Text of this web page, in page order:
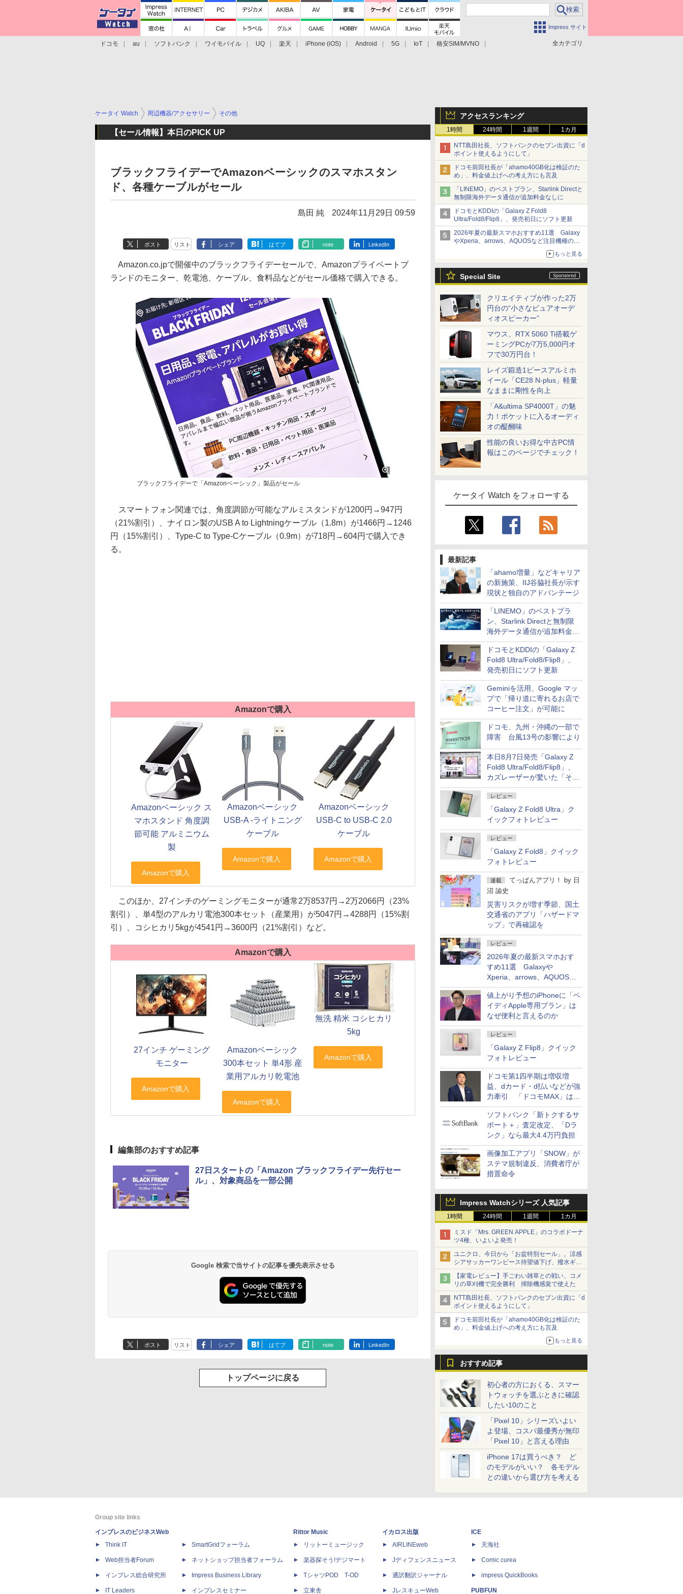
Impress サイト
全カテゴリ
ドコモ au ソフトバンク ワイモバイル UQ 楽天 iPhone (iOS) Android 5G IoT
格安SIM/MVNO
アクセスランキング
1時間 24時間 1週間 1カ月
NTT島田社長、ソフトバンクのセブン出資に「d
ポイント使えるようにして」
ドコモ前田社長が「ahamo40GB化は検証のた
め」、料金値上げへの考え方にも言及
「LINEMO」のベストプラン、Starlink Directと
無制限海外データ通信が追加料金なしに
ドコモとKDDIの「Galaxy Z Fold8
Ultra/Fold8/Flip8」、発売初日にソフト更新
2026年夏の最新スマホおすすめ11選 Galaxy
やXperia、arrows、AQUOSなど注目機種の特
もっと見る
Special Site
クリエイティブが作った2万
円台の“小さなピュアオーデ
ィオスピーカー”
マウス、RTX 5060 Ti搭載ゲ
ーミングPCが7万5,000円オ
フで30万円台！
レイズ鍛造1ピースアルミホ
イール「CE28 N-plus」軽量
なままに剛性を向上
「A&ultima SP4000T」の魅
力！ポケットに入るオーディ
オの醍醐味
性能の良いお得な中古PC情
報はこのページでチェック！
ケータイ Watch をフォローする
最新記事
「ahamo増量」などキャリア
の新施策、IIJ谷脇社長が示す
現状と独自のアドバンテージ
「LINEMO」のベストプラ
ン、Starlink Directと無制限
海外データ通信が追加料金な
しに
ドコモとKDDIの「Galaxy Z
Fold8 Ultra/Fold8/Flip8」、
発売初日にソフト更新
Geminiを活用、Google マッ
プで「帰り道に寄れるお店で
コーヒー注文」が可能に
ドコモ、九州・沖縄の一部で
障害 台風13号の影響により
本日8月7日発売「Galaxy Z
Fold8 Ultra/Fold8/Flip8」、
カズレーザーが驚いた「そば
屋のメニュー並みの薄さ」
レビュー
「Galaxy Z Fold8 Ultra」ク
イックフォトレビュー
レビュー
「Galaxy Z Fold8」クイック
フォトレビュー
連載 てっぱんアプリ！ by 日
沼 諭史
災害リスクが増す季節、国土
交通省のアプリ「ハザードマ
ップ」で再確認を
レビュー
2026年夏の最新スマホおす
すめ11選 Galaxyや
Xperia、arrows、AQUOSな
ど注目機種の特徴は
値上がり予想のiPhoneに「ペ
イディApple専用プラン」は
なぜ便利と言えるのか
レビュー
「Galaxy Z Flip8」クイック
フォトレビュー
ドコモ第1四半期は増収増
益、dカード・d払いなどが強
力牽引 「ドコモMAX」は
400万契約突破
ソフトバンク「新トクするサ
ポート＋」査定改定、「Dラ
ンク」なら最大4.4万円負担
画像加工アプリ「SNOW」が
ステマ規制違反、消費者庁が
措置命令
Impress Watchシリーズ 人気記事
1時間 24時間 1週間 1カ月
ミスド「Mrs. GREEN APPLE」のコラボドーナ
ツ4種、いよいよ発売！
ユニクロ、今日から「お盆特別セール」。涼感
シアサッカーワンピース待望値下げ、撥水ギア
ショーツは1990円に
【家電レビュー】手ごわい雑草との戦い、コメ
リの草刈機で完全勝利 掃除機感覚で使えた
NTT島田社長、ソフトバンクのセブン出資に「d
ポイント使えるようにして」
ドコモ前田社長が「ahamo40GB化は検証のた
め」、料金値上げへの考え方にも言及
もっと見る
おすすめ記事
初心者の方におくる、スマー
トウォッチを選ぶときに確認
したい10のこと
「Pixel 10」シリーズいよい
よ登場、コスパ最優秀が無印
「Pixel 10」と言える理由
iPhone 17は買うべき？ ど
のモデルがいい？ 各モデル
との違いから選び方を考える
ケータイ Watch 周辺機器/アクセサリー その他
【セール情報】本日のPICK UP
ブラックフライデーでAmazonベーシックのスマホスタン
ド、各種ケーブルがセール
島田 純 2024年11月29日 09:59
ポスト リスト シェア はてブ note LinkedIn
Amazon.co.jpで開催中のブラックフライデーセールで、Amazonプライベートブ
ランドのモニター、乾電池、ケーブル、食料品などがセール価格で購入できる。
ブラックフライデーで「Amazonベーシック」製品がセール
スマートフォン関連では、角度調節が可能なアルミスタンドが1200円→947円
（21%割引）、ナイロン製のUSB A to Lightningケーブル（1.8m）が1466円→1246
円（15%割引）、Type-C to Type-Cケーブル（0.9m）が718円→604円で購入でき
る。
Amazonで購入
Amazonベーシック ス
マホスタンド 角度調
節可能 アルミニウム
製
Amazonベーシック
USB-A -ライトニング
ケーブル
Amazonベーシック
USB-C to USB-C 2.0
ケーブル
このほか、27インチのゲーミングモニターが通常2万8537円→2万2066円（23%
割引）、単4型のアルカリ電池300本セット（産業用）が5047円→4288円（15%割
引）、コシヒカリ5kgが4541円→3600円（21%割引）など。
Amazonで購入
27インチ ゲーミング
モニター
Amazonベーシック
300本セット 単4形 産
業用アルカリ乾電池
無洗 精米 コシヒカリ
5kg
編集部のおすすめ記事
27日スタートの「Amazon ブラックフライデー先行セー
ル」、対象商品を一部公開
Google 検索で当サイトの記事を優先表示させる
ポスト リスト シェア はてブ note LinkedIn
トップページに戻る
Group site links
インプレスのビジネスWeb
Think IT
Web担当者Forum
インプレス総合研究所
IT Leaders
SmartGridフォーラム
ネットショップ担当者フォーラム
Impress Business Library
インプレスセミナー
Rittor Music
リットーミュージック
楽器探そう!デジマート
TシャツPOD T-OD
立東舎
イカロス出版
AIRLINEweb
Jディフェンスニュース
通訳翻訳ジャーナル
JレスキューWeb
ICE
天海社
Comic curea
impress QuickBooks
PUBFUN